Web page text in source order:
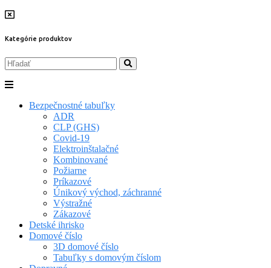
Kategórie produktov
Bezpečnostné tabuľky
ADR
CLP (GHS)
Covid-19
Elektroinštalačné
Kombinované
Požiarne
Príkazové
Únikový východ, záchranné
Výstražné
Zákazové
Detské ihrisko
Domové číslo
3D domové číslo
Tabuľky s domovým číslom